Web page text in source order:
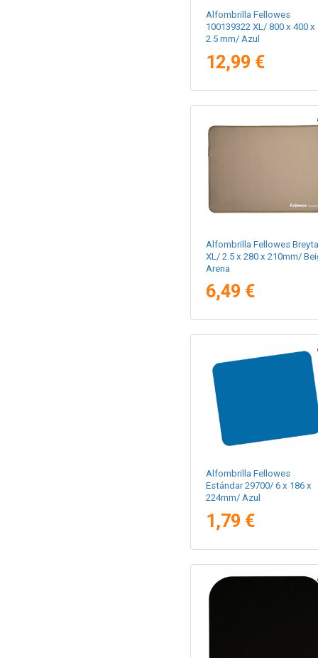
Alfombrilla Fellowes
100139322 XL/ 800 x 400 x
2.5 mm/ Azul
12,99 €
Alfombrilla Fellowes Breyta
XL/ 2.5 x 280 x 210mm/
Arena
6,49 €
Alfombrilla Fellowes
Estándar 29700/ 6 x 186 x
224mm/ Azul
1,79 €